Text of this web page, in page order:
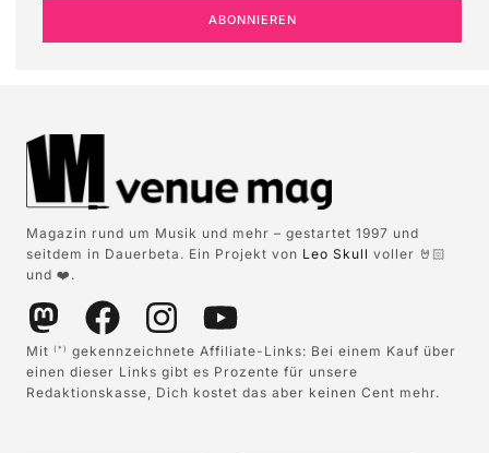
ABONNIEREN
Magazin rund um Musik und mehr – gestartet 1997 und
seitdem in Dauerbeta. Ein Projekt von Leo Skull voller 🤘🏻
und ❤️.
Mit (*)
gekennzeichnete Affiliate-Links: Bei einem Kauf über
einen dieser Links gibt es Prozente für unsere
Redaktionskasse, Dich kostet das aber keinen Cent mehr.